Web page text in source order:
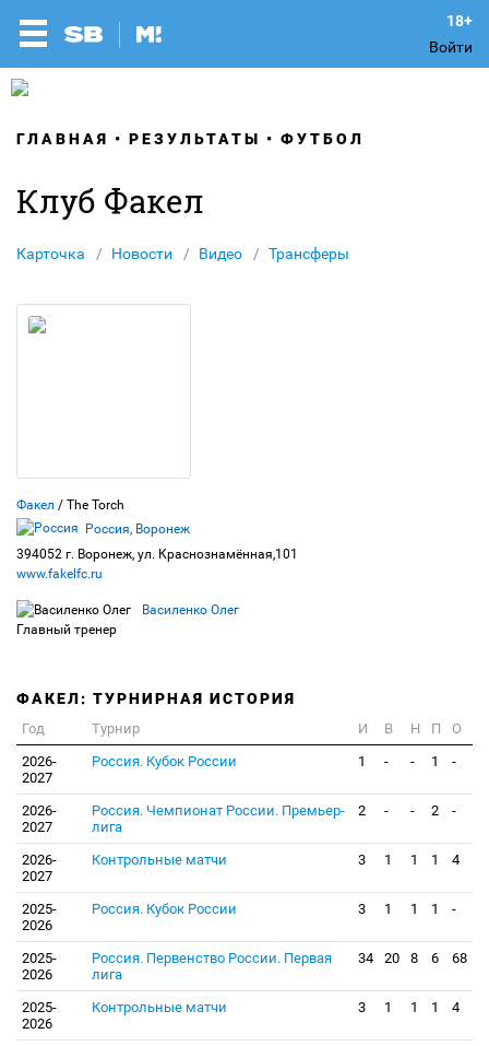
Войти
ГЛАВНАЯ РЕЗУЛЬТАТЫ ФУТБОЛ
Клуб Факел
Карточка Новости Видео Трансферы
Факел / The Torch
Россия, Воронеж
394052 г. Воронеж, ул. Краснознамённая,101
www.fakelfc.ru
Василенко Олег
Главный тренер
ФАКЕЛ: ТУРНИРНАЯ ИСТОРИЯ
Год Турнир И В Н П
О
2026-
2027
Россия. Кубок России 1 - - 1 -
2026-
2027
Россия. Чемпионат России. Премьер-
лига
2 - - 2 -
2026-
2027
Контрольные матчи 3 1 1 1 4
2025-
2026
Россия. Кубок России 3 1 1 1 -
2025-
2026
Россия. Первенство России. Первая
лига
34 20 8 6 68
2025-
2026
Контрольные матчи 3 1 1 1 4